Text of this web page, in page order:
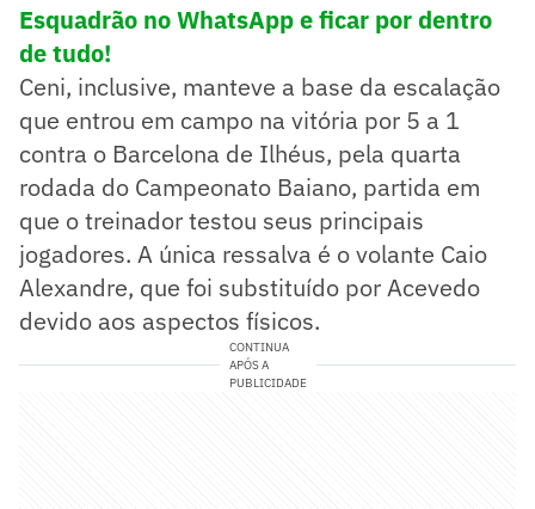
Esquadrão no WhatsApp e ficar por dentro
de tudo!
Ceni, inclusive, manteve a base da escalação
que entrou em campo na vitória por 5 a 1
contra o Barcelona de Ilhéus, pela quarta
rodada do Campeonato Baiano, partida em
que o treinador testou seus principais
jogadores. A única ressalva é o volante Caio
Alexandre, que foi substituído por Acevedo
devido aos aspectos físicos.
CONTINUA
APÓS A
PUBLICIDADE